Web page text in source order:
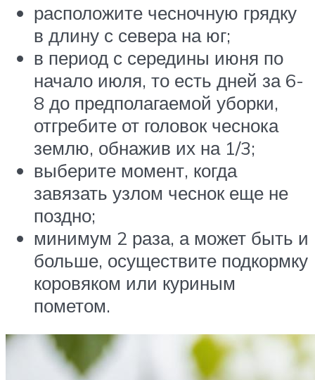
расположите чесночную грядку
в длину с севера на юг;
в период с середины июня по
начало июля, то есть дней за 6-
8 до предполагаемой уборки,
отгребите от головок чеснока
землю, обнажив их на 1/3;
выберите момент, когда
завязать узлом чеснок еще не
поздно;
минимум 2 раза, а может быть и
больше, осуществите подкормку
коровяком или куриным
пометом.